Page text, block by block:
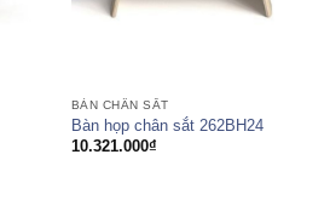
BÀN CHÂN SẮT
Bàn họp chân sắt 262BH24
10.321.000₫